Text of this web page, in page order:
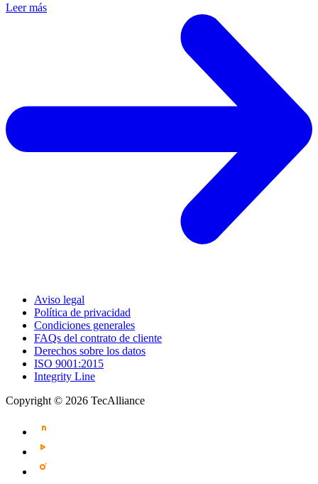
Leer más
Aviso legal
Política de privacidad
Condiciones generales
FAQs del contrato de cliente
Derechos sobre los datos
ISO 9001:2015
Integrity Line
Copyright © 2026 TecAlliance